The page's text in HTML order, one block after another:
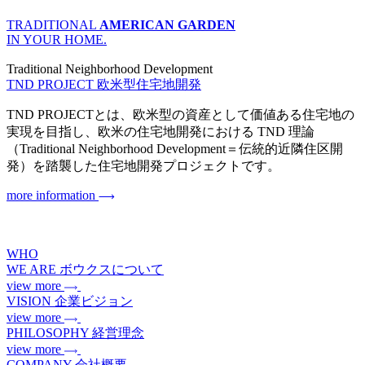
TRADITIONAL AMERICAN GARDEN
IN YOUR HOME.
Traditional Neighborhood Development
TND PROJECT 欧米型住宅地開発
TND PROJECTとは、欧米型の資産として価値ある住宅地の
実現を目指し、欧米の住宅地開発における TND 理論
（Traditional Neighborhood Development＝伝統的近隣住区開
発）を踏襲した住宅地開発プロジェクトです。
more information
WHO
WE ARE ボウクスについて
view more
VISION 企業ビジョン
view more
PHILOSOPHY 経営理念
view more